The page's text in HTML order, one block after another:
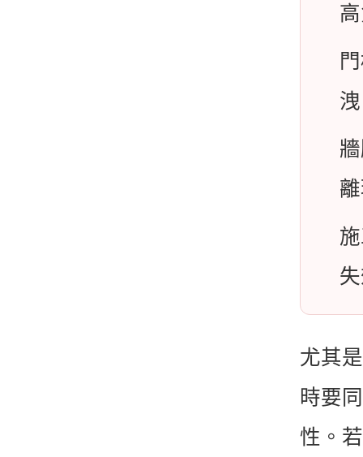
尤其
時要
性。